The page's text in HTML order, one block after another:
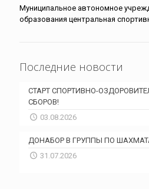
Муниципальное автономное
образования центральная
Последние новости
СТАРТ СПОРТИВНО-
СБОРОВ!
03.08.2026
ДОНАБОР В ГРУППЫ ПО
31.07.2026